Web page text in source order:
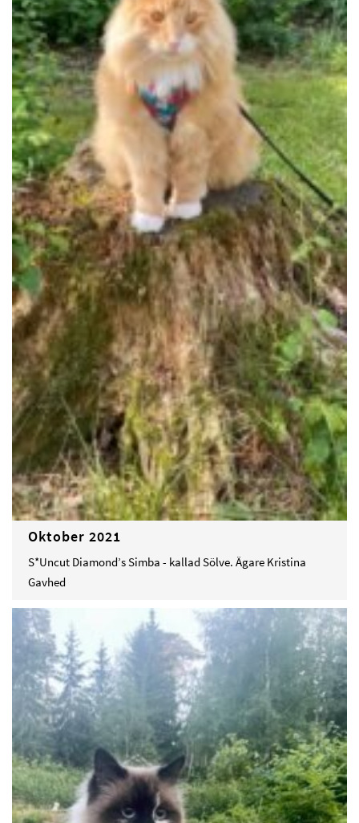
Oktober 2021
S*Uncut Diamond’s Simba - kallad Sölve. Ägare Kristina
Gavhed